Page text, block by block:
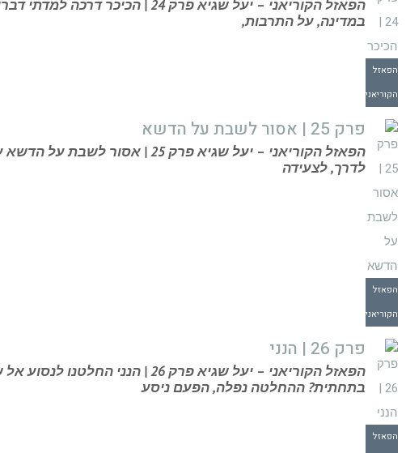
הפאזל
הקוריאני
הפאזל הקוריאני – יעל שגיא פרק 24 |
במדינה, על התרבות,
הפאזל
הקוריאני
פרק 25 | אסור לשבת על הדשא
הפאזל הקוריאני – יעל שגיא פרק 25 |
לדרך, לצעידה
הפאזל
פרק 26 | הנני
הפאזל הקוריאני – יעל שגיא פרק 26 |
בתחתית? ההחלטה נפלה, הפעם ניסע